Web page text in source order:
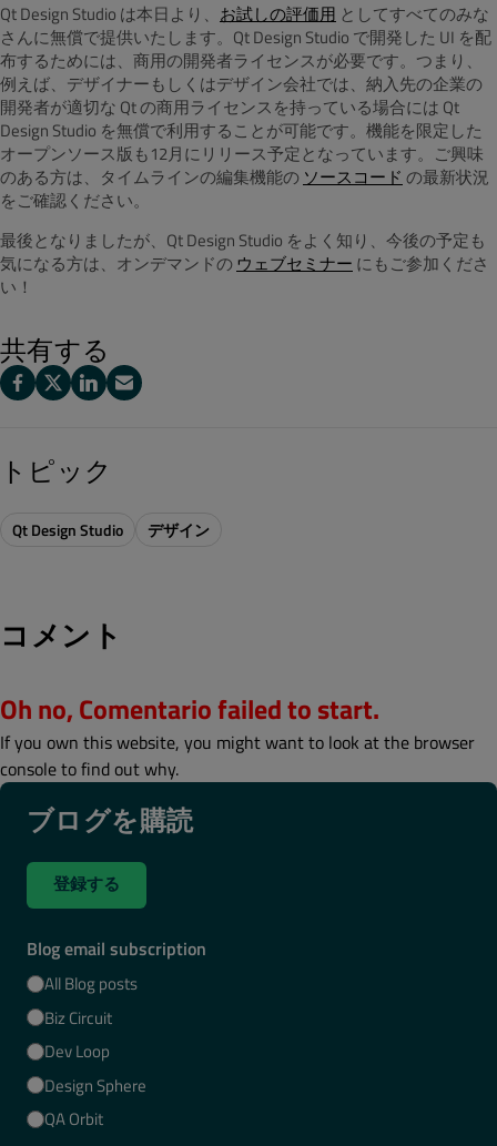
Qt Design Studio は本日より、 お試しの評価用 としてすべてのみな
さんに無償で提供いたします。Qt Design Studio で開発した UI を配
布するためには、商用の開発者ライセンスが必要です。つまり、
例えば、デザイナーもしくはデザイン会社では、納入先の企業の
開発者が適切な Qt の商用ライセンスを持っている場合には Qt
Design Studio を無償で利用することが可能です。機能を限定した
オープンソース版も12月にリリース予定となっています。ご興味
のある方は、タイムラインの編集機能の ソースコード の最新状況
をご確認ください。
最後となりましたが、Qt Design Studio をよく知り、今後の予定も
気になる方は、オンデマンドのウェブセミナー にもご参加くださ
い！
共有する
トピック
Qt Design Studio デザイン
コメント
Oh no, Comentario failed to start.
If you own this website, you might want to look at the browser
console to find out why.
ブログを購読
登録する
Blog email subscription
All Blog posts
Biz Circuit
Dev Loop
Design Sphere
QA Orbit